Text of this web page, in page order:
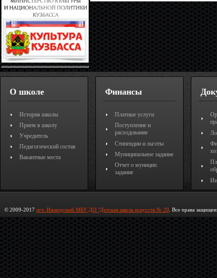
О школе
История школы
Прием в школу
Учредитель
Педагогический состав
Вакантные места
Финансы
Платные услуги
Поступление и
расходование
Стипендии и льготы
Муниципальное задание
Отчет о муницип.
задание
© 2009-2017 пгт. Ижморский МБУ ДО "Детская школа искусств № 20 . Все права